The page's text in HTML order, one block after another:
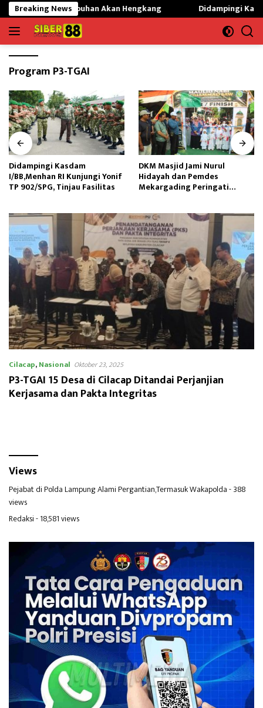
Langsung
ke
konten
Breaking News
Labuhan Akan Hengkang Didampingi Kasdam I/
Program P3-TGAI
Didampingi Kasdam
I/BB,Menhan RI Kunjungi Yonif
TP 902/SPG, Tinjau Fasilitas
DKM Masjid Jami Nurul
Hidayah dan Pemdes
Mekargading Peringati
Cilacap,Nasional Oktober 23, 2025
P3-TGAI 15 Desa di Cilacap Ditandai Perjanjian
Kerjasama dan Pakta Integritas
Views
Pejabat di Polda Lampung Alami Pergantian,Termasuk Wakapolda- 388
views
Redaksi- 18,581 views